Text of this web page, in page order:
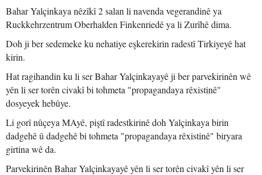
Bahar Yalçinkaya nêzîkî 2 salan li navenda vegerandinê ya
Ruckkehrzentrum Oberhalden Finkenriedê ya li Zurîhê dima.
Doh ji ber sedemeke ku nehatiye eşkerekirin radestî Tirkiyeyê hat
kirin.
Hat ragihandin ku li ser Bahar Yalçinkayayê ji ber parvekirinên wê
yên li ser torên civakî bi tohmeta "propagandaya rêxistinê"
dosyeyek hebûye.
Li gorî nûçeya MAyê, piştî radestkirinê doh Yalçinkaya birin
dadgehê û dadgehê bi tohmeta "propagandaya rêxistinê" biryara
girtina wê da.
Parvekirinên Bahar Yalçinkayayê yên li ser torên civakî yên li ser